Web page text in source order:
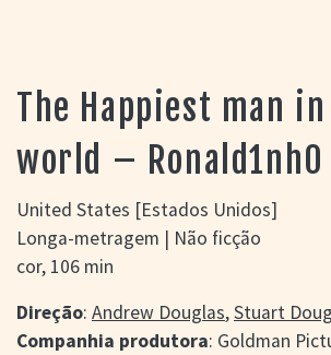
CINEMA GAÚCHO
> APRESENTAÇÃO
> BUSCA AVANÇADA
> FILMOGRAFIAS DE
CINEASTAS
> DISCOGRAFIAS
> BIBLIOGRAFIAS
CONTATO E
LOCALIZAÇÃO
The Happiest man
world – Ronald1nh0
United States [Estados Unidos]
Longa-metragem | Não ficção
cor, 106 min
Direção: Andrew Douglas,Stuart
Companhia produtora: Goldman